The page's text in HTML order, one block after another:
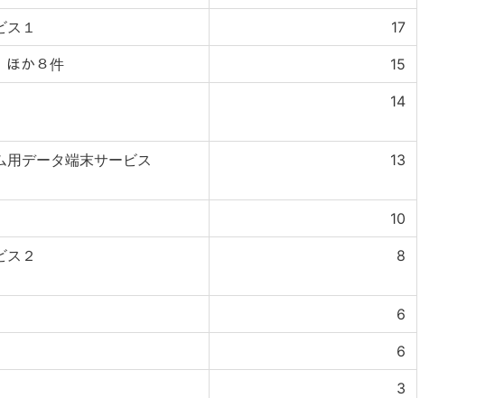
ス１ 17
ほか８件 15
14
用データ端末サービス 13
10
ス２ 8
6
6
3